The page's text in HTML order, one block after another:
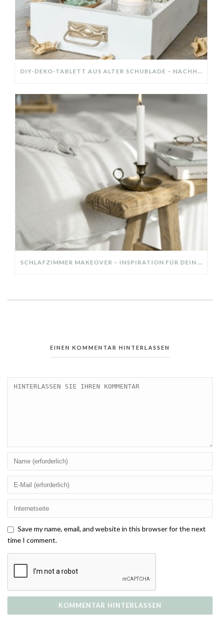
DIY-DEKO-TABLETT AUS ALTER SCHUBLADE – NACHHALTIGE HERBSTDEKO SELBER MACHEN!
SCHLAFZIMMER MAKEOVER – INSPIRATION FÜR DEIN SCHLAFZIMMER: AUS ALT MACH NEU – HELL, GEMÜTLICH UND EINLADEND
EINEN KOMMENTAR HINTERLASSEN
Save my name, email, and website in this browser for the next
time I comment.